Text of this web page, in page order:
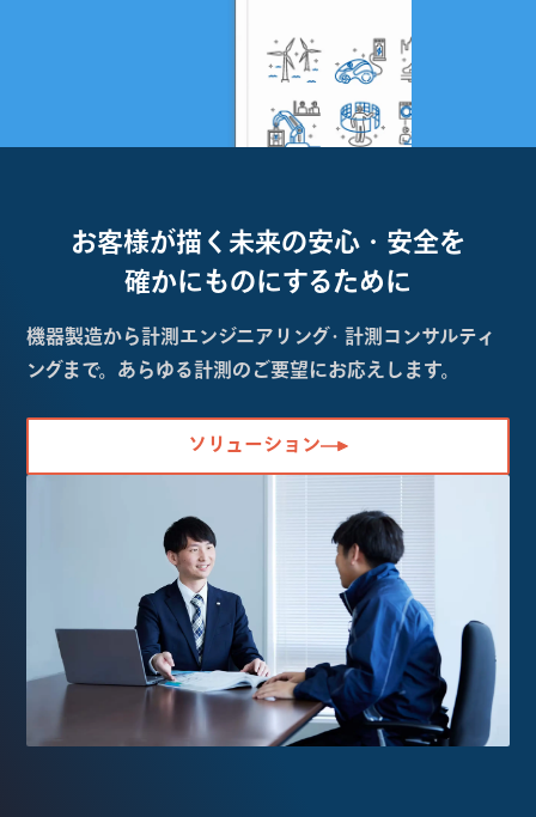
お客様が描く未来の安心・安全を
確かにものにするために
機器製造から計測エンジニアリング・計測コンサルティ
ングまで。あらゆる計測のご要望にお応えします。
ソリューション